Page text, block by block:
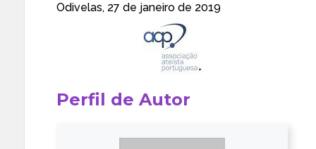
Odivelas, 27 de janeiro de 2019
Perfil de Autor